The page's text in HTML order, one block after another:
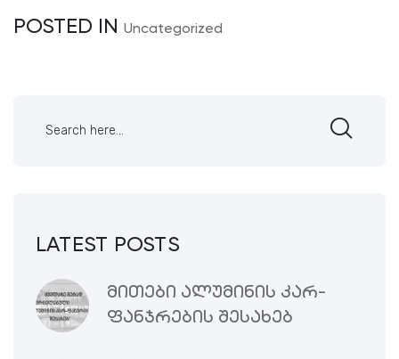
POSTED IN Uncategorized
LATEST POSTS
ᲛᲘᲗᲔᲑᲘ ᲐᲚᲣᲛᲘᲜᲘᲡ ᲙᲐᲠ-
ᲤᲐᲜᲯᲠᲔᲑᲘᲡ ᲨᲔᲡᲐᲮᲔᲑ